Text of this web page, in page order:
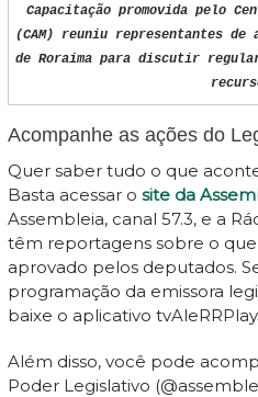
Capacitação promovida pelo
(CAM) reuniu representantes
de Roraima para discutir
Acompanhe as ações do
Quer saber tudo o que
Basta acessar o site da
Assembleia, canal 57.3, e a
têm reportagens sobre o
aprovado pelos deputados.
programação da emissora
baixe o aplicativo tvAleRRPlay.
Além disso, você pode
Poder Legislativo